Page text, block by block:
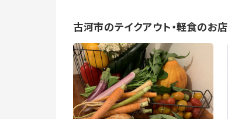
古河市のテイクアウト・軽食のお店